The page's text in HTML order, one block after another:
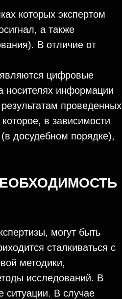
которых экспертом
а также
В отличие от
являются цифровые
носителях информации
проведенных
в зависимости
досудебном порядке),
могут быть
сталкиваться с
методики,
исследований. В
ситуации. В случае